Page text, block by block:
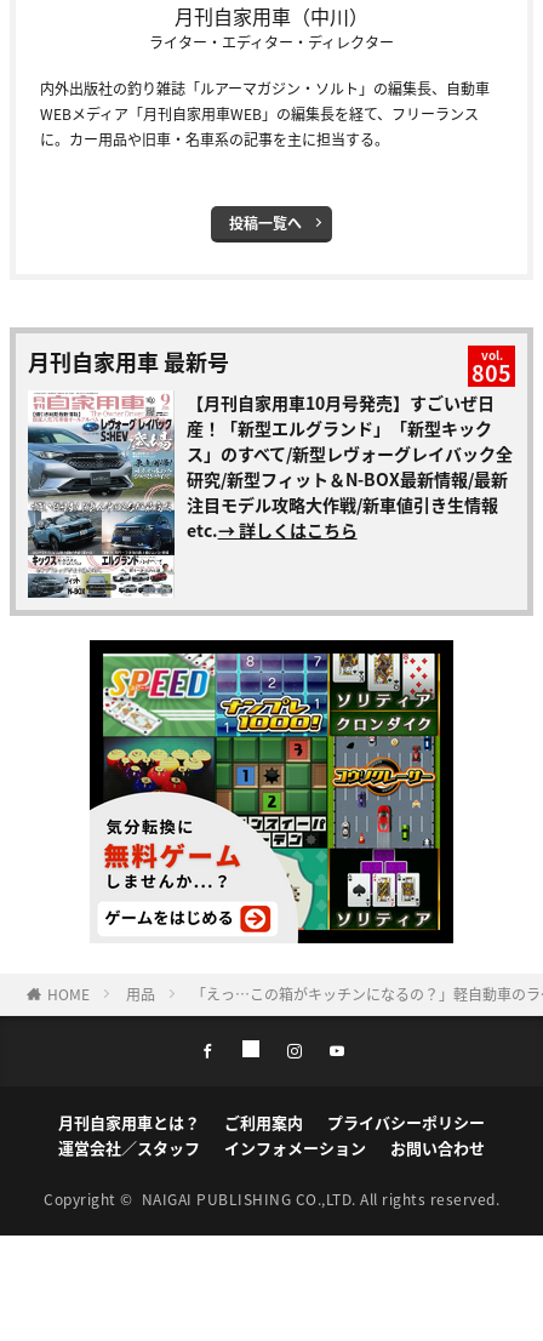
月刊自家用車（中川）
ライター・エディター・ディレクター
内外出版社の釣り雑誌「ルアーマガジン・ソルト」の編集長、自動車
WEBメディア「月刊自家用車WEB」の編集長を経て、フリーランス
に。カー用品や旧車・名車系の記事を主に担当する。
投稿一覧へ
月刊自家用車 最新号 vol.
805
【月刊自家用車10月号発売】すごいぜ日
産！「新型エルグランド」「新型キック
ス」のすべて/新型レヴォーグレイバック全
研究/新型フィット＆N-BOX最新情報/最新
注目モデル攻略大作戦/新車値引き生情報
etc.→ 詳しくはこちら
HOME 用品 「えっ…この箱がキッチンになるの？」軽自動車の
月刊自家用車とは？ ご利用案内
プライバシーポリシー
運営会社／スタッフ
インフォメーション お問い合わせ
Copyright © NAIGAI PUBLISHING CO.,LTD. All rights reserved.